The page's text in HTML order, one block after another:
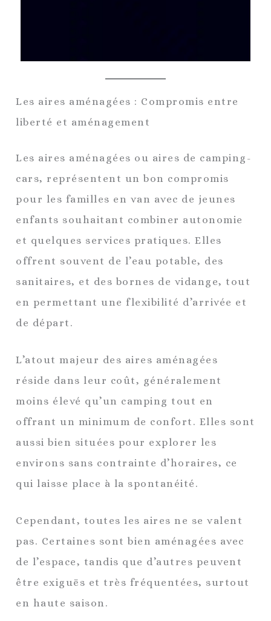
Les aires aménagées : Compromis entre
liberté et aménagement
Les aires aménagées ou aires de camping-
cars, représentent un bon compromis
pour les familles en van avec de jeunes
enfants souhaitant combiner autonomie
et quelques services pratiques. Elles
offrent souvent de l’eau potable, des
sanitaires, et des bornes de vidange, tout
en permettant une flexibilité d’arrivée et
de départ.
L’atout majeur des aires aménagées
réside dans leur coût, généralement
moins élevé qu’un camping tout en
offrant un minimum de confort. Elles sont
aussi bien situées pour explorer les
environs sans contrainte d’horaires, ce
qui laisse place à la spontanéité.
Cependant, toutes les aires ne se valent
pas. Certaines sont bien aménagées avec
de l’espace, tandis que d’autres peuvent
être exiguës et très fréquentées, surtout
en haute saison.